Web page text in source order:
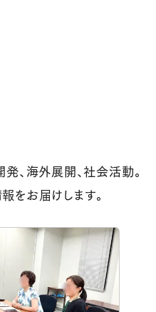
、海外展開、社会活動。
をお届けします。